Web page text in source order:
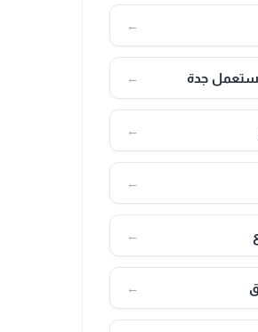
←
جدة ←
←
←
←
←